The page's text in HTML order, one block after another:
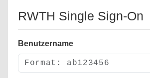
RWTH Single Sign-On
Benutzername